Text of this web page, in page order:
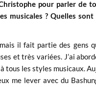
pour parler de
musicales ? Quelles
il fait partie des gens
et très variées. J’ai
tous les styles musicaux.
me lever avec du